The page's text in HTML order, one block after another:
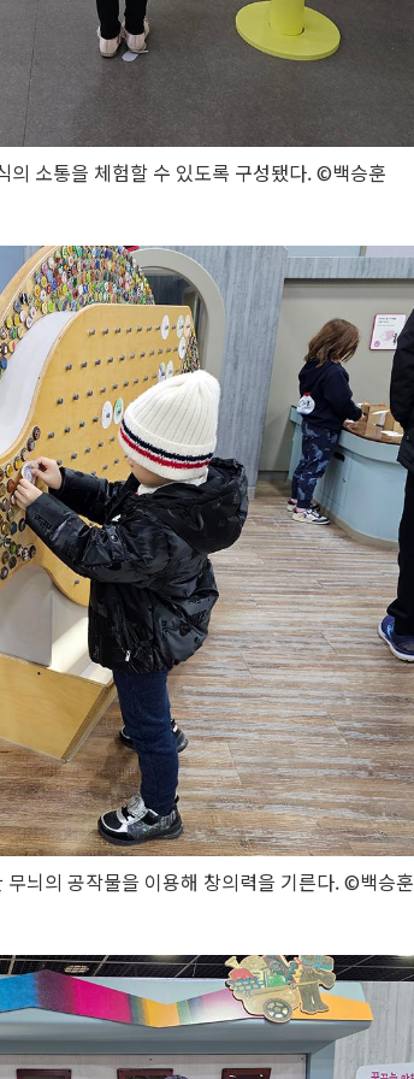
의 소통을 체험할 수 있도록 구성됐다. ©백승훈
무늬의 공작물을 이용해 창의력을 기른다. ©백승훈